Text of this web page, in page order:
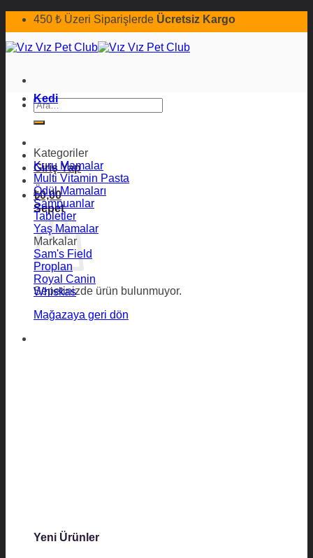
İçeriğe450 ₺ Üzeri Siparişlerde Ücretsiz Kargo
Ara:
Giriş Yap
₺0,00
Sepet
Sepetinizde ürün bulunmuyor.
Mağazaya geri dön
Kedi
Kategoriler
Kuru Mamalar
Multi Vitamin Pasta
Ödül Mamaları
Şampuanlar
Tabletler
Yaş Mamalar
Markalar
Sam's Field
Proplan
Royal Canin
Whiskas
Yeni Ürünler